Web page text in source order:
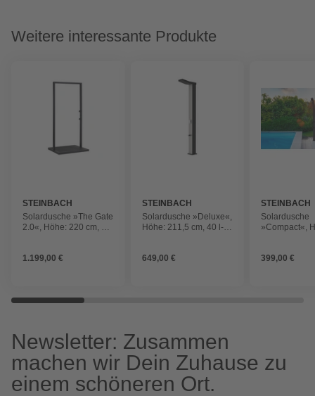
Weitere interessante Produkte
STEINBACH
Solardusche »The Gate
2.0«, Höhe: 220 cm, 30
1.199,00 €
STEINBACH
Solardusche »Deluxe«,
Höhe: 211,5 cm, 40 l-
649,00 €
STEINBACH
Solardusche
»Compact«,
399,00 €
Newsletter: Zusammen
machen wir Dein Zuhause zu
einem schöneren Ort.